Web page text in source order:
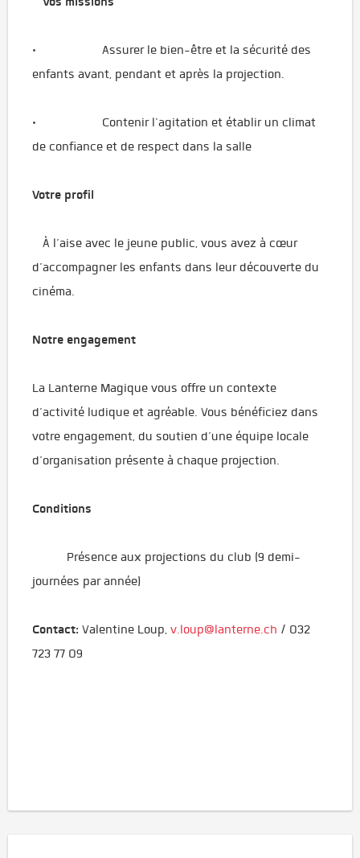
· Assurer le bien-être et la sécurité des
enfants avant, pendant et après la projection.
· Contenir l’agitation et établir un climat
de confiance et de respect dans la salle
Votre profil
À l’aise avec le jeune public, vous avez à cœur
d’accompagner les enfants dans leur découverte du
cinéma.
Notre engagement
La Lanterne Magique vous offre un contexte
d’activité ludique et agréable. Vous bénéficiez dans
votre engagement, du soutien d’une équipe locale
d’organisation présente à chaque projection.
Conditions
Présence aux projections du club (9 demi-
journées par année)
Contact: Valentine Loup, v.loup@lanterne.ch / 032
723 77 09